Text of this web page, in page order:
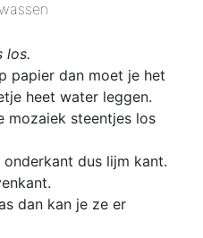
los.
papier dan moet je het
heet water leggen.
mozaiek steentjes los
dus lijm kant.
dan kan je ze er